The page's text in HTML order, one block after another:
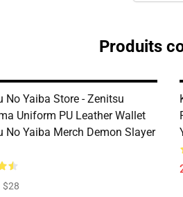
Produits
No Yaiba Store - Zenitsu
Uniform PU Leather Wallet
No Yaiba Merch Demon Slayer
$28